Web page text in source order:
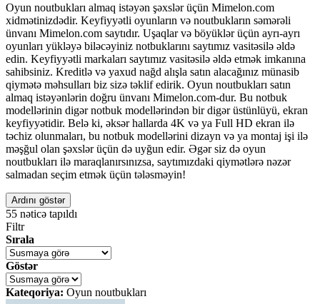
Oyun noutbukları almaq istəyən şəxslər üçün Mimelon.com
xidmətinizdədir. Keyfiyyətli oyunların və noutbukların səmərəli
ünvanı Mimelon.com saytıdır. Uşaqlar və böyüklər üçün ayrı-ayrı
oyunları yükləyə biləcəyiniz notbuklarını saytımız vasitəsilə əldə
edin. Keyfiyyətli markaları saytımız vasitəsilə əldə etmək imkanına
sahibsiniz. Kreditlə və yaxud nağd alışla satın alacağınız münasib
qiymətə məhsulları biz sizə təklif edirik. Oyun noutbukları satın
almaq istəyənlərin doğru ünvanı Mimelon.com-dur. Bu notbuk
modellərinin digər notbuk modellərindən bir digər üstünlüyü, ekran
keyfiyyətidir. Belə ki, əksər hallarda 4K və ya Full HD ekran ilə
təchiz olunmaları, bu notbuk modellərini dizayn və ya montaj işi ilə
məşğul olan şəxslər üçün də uyğun edir. Əgər siz də oyun
noutbukları ilə maraqlanırsınızsa, saytımızdaki qiymətlərə nəzər
salmadan seçim etmək üçün tələsməyin!
Ardını göstər
55 nəticə tapıldı
Filtr
Sırala
Göstər
Kateqoriya: Oyun noutbukları